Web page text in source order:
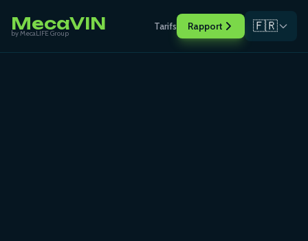
MecaVIN
by MecaLIFE Group
Tarifs Rapport 🇫🇷